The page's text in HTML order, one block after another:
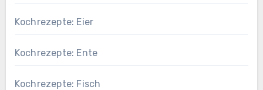
Kochrezepte: Eier
Kochrezepte: Ente
Kochrezepte: Fisch